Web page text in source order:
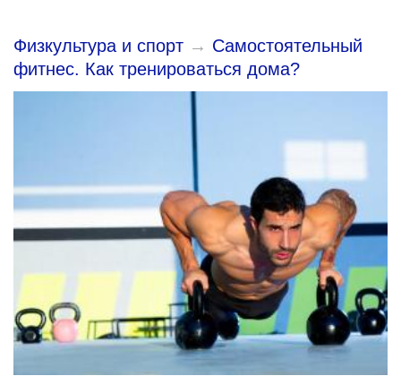
Физкультура и спорт → Самостоятельный
фитнес. Как тренироваться дома?